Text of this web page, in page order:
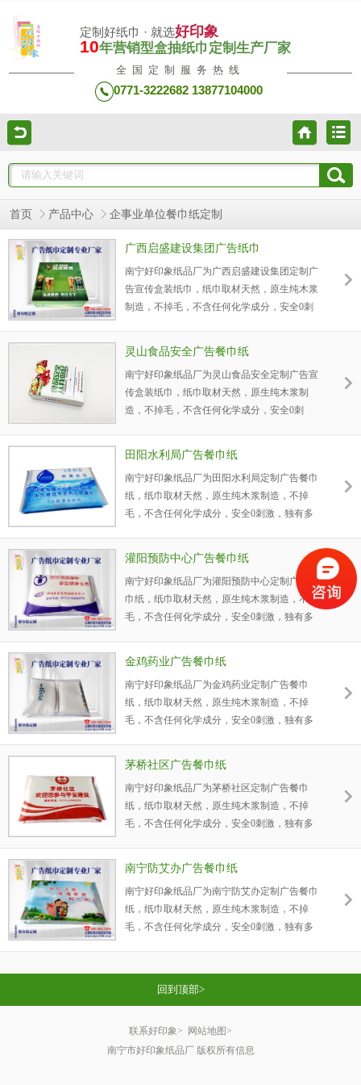
定制好纸巾 · 就选好印象
10年营销型盒抽纸巾定制生产厂家
全国定制服务热线
0771-3222682 13877104000
首页 产品中心 企事业单位餐巾纸定制
广西启盛建设集团广告纸巾
南宁好印象纸品厂为广西启盛建设集团定制广
告宣传盒装纸巾，纸巾取材天然，原生纯木浆
制造，不掉毛，不含任何化学成分，安全0刺
品。好印象广告盒装纸巾，采用环保包装采用
原生木浆白卡纸，环保、无异味，坚硬度高、
颜色纯正、手感好，为广西启盛建设集团提升
企业宣传形象，提升企业的品牌知名度。
灵山食品安全广告餐巾纸
南宁好印象纸品厂为灵山食品安全定制广告宣
传盒装纸巾，纸巾取材天然，原生纯木浆制
造，不掉毛，不含任何化学成分，安全0刺
品。好印象广告盒装纸巾，采用环保包装采用
原生木浆白卡纸，环保、无异味，坚硬度高、
颜色纯正、手感好，为灵山食品安全提升企业
宣传形象，提升企业的品牌知名度。
田阳水利局广告餐巾纸
南宁好印象纸品厂为田阳水利局定制广告餐巾
纸，纸巾取材天然，原生纯木浆制造，不掉
毛，不含任何化学成分，安全0刺激，独有多
让客户用到安全使用的广告宣传产品。好印象
广告餐巾纸，采用PPC环保包装膜，透明，环
保、无异味、颜色纯正、手感好，为田阳水利
局企业提升宣传形象，提升企业的品牌知名
度。
灌阳预防中心广告餐巾纸
南宁好印象纸品厂为灌阳预防中心定制广告餐
巾纸，纸巾取材天然，原生纯木浆制造，不掉
毛，不含任何化学成分，安全0刺激，独有多
广告餐巾纸，采用PPC环保包装膜，透明，环
保、无异味、颜色纯正、手感好，为灌阳预防
中心企业提升宣传形象，提升企业的品牌知名
度。
金鸡药业广告餐巾纸
南宁好印象纸品厂为金鸡药业定制广告餐巾
纸，纸巾取材天然，原生纯木浆制造，不掉
毛，不含任何化学成分，安全0刺激，独有多
广告餐巾纸，采用PPC环保包装膜，透明，环
保、无异味、颜色纯正、手感好，为金鸡药业
企业提升宣传形象，提升企业的品牌知名度。
茅桥社区广告餐巾纸
南宁好印象纸品厂为茅桥社区定制广告餐巾
纸，纸巾取材天然，原生纯木浆制造，不掉
毛，不含任何化学成分，安全0刺激，独有多
广告餐巾纸，采用PPC环保包装膜，透明，环
保、无异味、颜色纯正、手感好，为茅桥社区
企业提升宣传形象，提升企业的品牌知名度。
南宁防艾办广告餐巾纸
南宁好印象纸品厂为南宁防艾办定制广告餐巾
纸，纸巾取材天然，原生纯木浆制造，不掉
毛，不含任何化学成分，安全0刺激，独有多
保、无异味、颜色纯正、手感好，为南宁防艾
度。
回到顶部>
联系好印象>
网站地图>
南宁市好印象纸品厂 版权所有信息